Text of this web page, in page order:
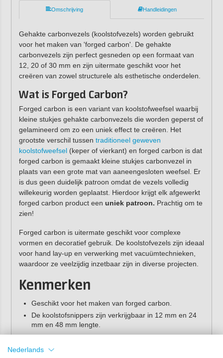
Omschrijving Handleidingen
Gehakte carbonvezels (koolstofvezels) worden gebruikt
voor het maken van 'forged carbon'. De gehakte
carbonvezels zijn perfect gesneden op een formaat van
12, 20 of 30 mm en zijn uitermate geschikt voor het
creëren van zowel structurele als esthetische onderdelen.
Wat is Forged Carbon?
Forged carbon is een variant van koolstofweefsel waarbij
kleine stukjes gehakte carbonvezels die worden geperst of
gelamineerd om zo een uniek effect te creëren. Het
grootste verschil tussen traditioneel geweven
koolstofweefsel(keper of vierkant) en forged carbon is dat
forged carbon is gemaakt kleine stukjes carbonvezel in
plaats van een grote mat van aaneengesloten weefsel. Er
is dus geen duidelijk patroon omdat de vezels volledig
willekeurig worden geplaatst. Hierdoor krijgt elk afgewerkt
forged carbon product een uniek patroon. Prachtig om te
zien!
Forged carbon is uitermate geschikt voor complexe
vormen en decoratief gebruik. De koolstofvezels zijn ideaal
voor hand lay-up en verwerking met vacuümtechnieken,
waardoor ze veelzijdig inzetbaar zijn in diverse projecten.
Kenmerken
Geschikt voor het maken van forged carbon.
De koolstofsnippers zijn verkrijgbaar in 12 mm en 24
mm en 48 mm lengte.
Verwerking van gehakte
Nederlands